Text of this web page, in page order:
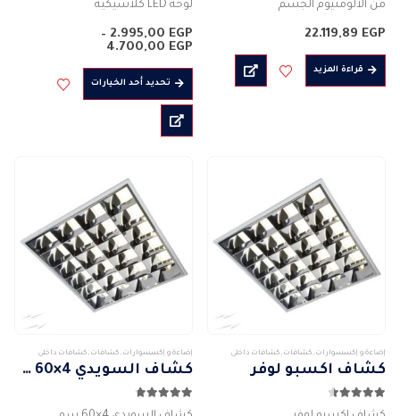
من الألومنيوم الجسم
غطاء زجاجي مقسى
المؤكسد
قوة: 1000 واط
22.119,89 EGP
قراءة المزيد
لوحة LED كلاسيكية
* 2 ) – (…
2.995,00 EGP
–
4.700,00 EGP
من
خلال
تحديد أحد الخياراتهناك
العديد
من
الأشكال
اختيار
الخيارات
على
إضاءة و إكسسوارات , كشافات , كشافات داخلى
كشاف اكسبو لوفر
4.43
إضاءة و إكسسوارات , كشافات , كشافات داخلى
كشاف السويدي 4×60 سم
4.71